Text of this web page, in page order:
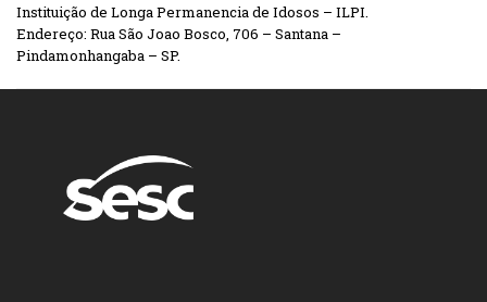
Instituição de Longa Permanencia de Idosos – ILPI.
Endereço: Rua São Joao Bosco, 706 – Santana –
Pindamonhangaba – SP.